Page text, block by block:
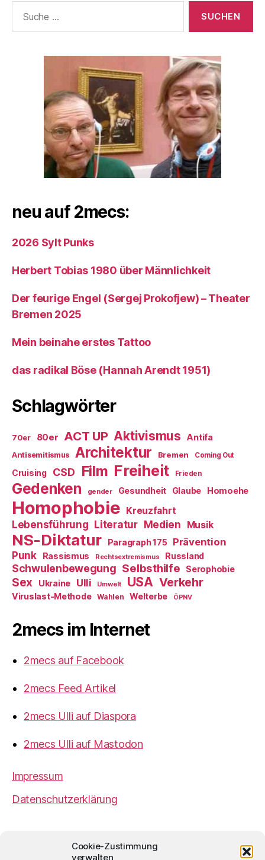
Cookie-Zustimmung
verwalten
nach:
neu auf 2mecs:
2026 Sylt Punks
Herbert Tobias 1980 über Männlichkeit
Der feurige Engel (Sergej Prokofjew) – Theater
Bremen 2025
Mein beinahe erstes Tattoo
das radikal Böse (Hannah Arendt 1951)
Schlagwörter
70er 80er ACT UP Aktivismus Antifa
Antisemitismus Architektur Bremen Coming Out
Cruising CSD Film Freiheit Frieden
Gedenken gender Gesundheit Glaube Homoehe
Homophobie Kreuzfahrt
Lebensführung Literatur Medien Musik
NS-Diktatur Paragraph 175
Prävention
Punk
Rassismus Rechtsextremismus Russland
Schwulenbewegung Selbsthilfe Serophobie
Sex Ukraine Ulli Umwelt USA Verkehr
Viruslast-Methode Wahlen Welterbe ÖPNV
2mecs im Internet
2mecs auf Facebook
2mecs Feed Artikel
2mecs Ulli auf Diaspora
2mecs Ulli auf Mastodon
Impressum
Datenschutzerklärung
Ulrich Würdemannist sofern nicht
anders angegeben lizenziert unter einer
Creative